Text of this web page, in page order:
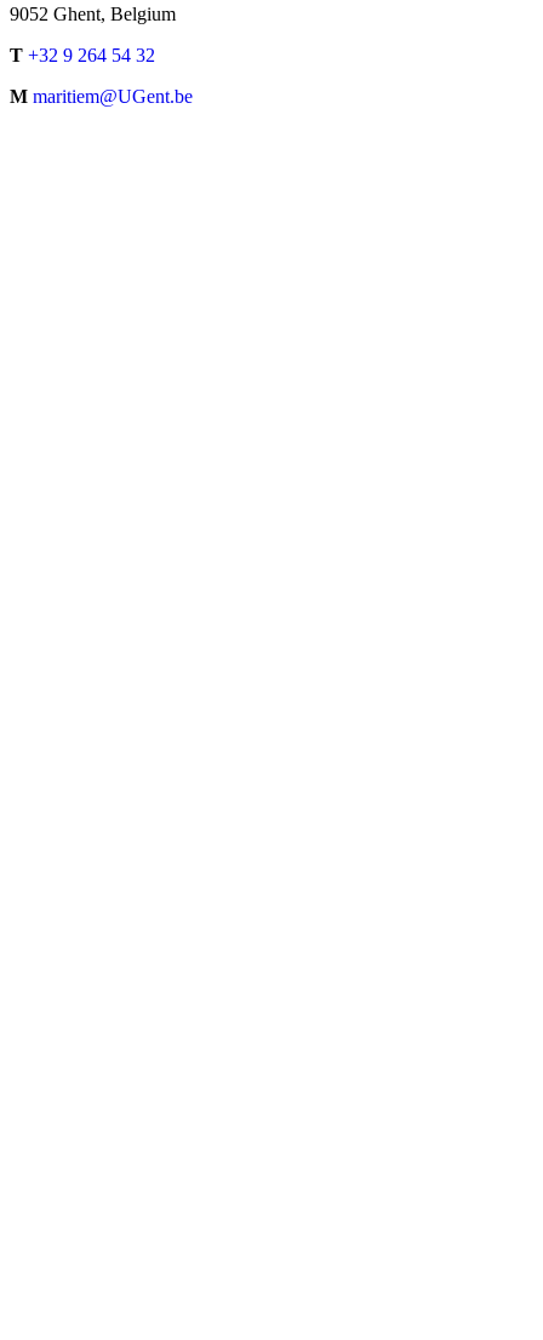
9052 Ghent, Belgium
T +32 9 264 54 32
M maritiem@UGent.be